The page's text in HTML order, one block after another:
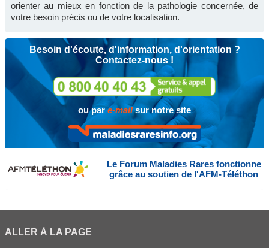
orienter au mieux en fonction de la pathologie concernée, de
votre besoin précis ou de votre localisation.
Besoin d'écoute, d'information, d'orientation ?
Contactez-nous !
ou pare-mailsur notre site
Le Forum Maladies Rares fonctionne
grâce au soutien de l'AFM-Téléthon
ALLER À LA PAGE